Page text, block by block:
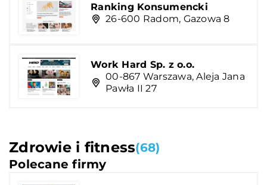
Ranking Konsumencki
26-600 Radom, Gazowa 8
Work Hard Sp. z o.o.
00-867 Warszawa, Aleja Jana
Pawła II 27
Zdrowie i fitness(68)
Polecane firmy